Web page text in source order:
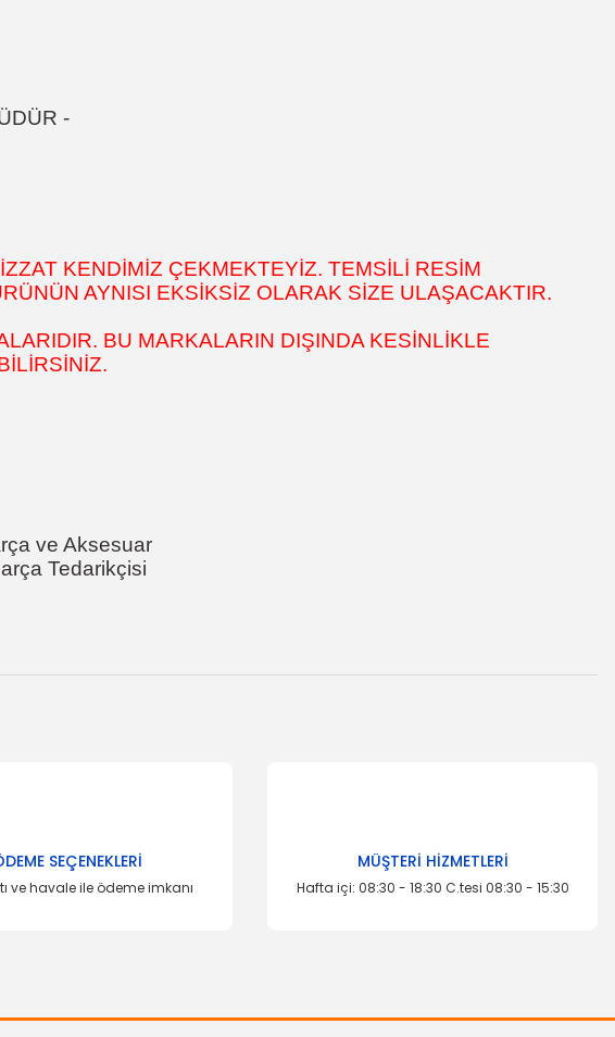
-
KENDİMİZ ÇEKMEKTEYİZ. TEMSİLİ RESİM
AYNISI EKSİKSİZ OLARAK SİZE ULAŞACAKTIR.
BU MARKALARIN DIŞINDA KESİNLİKLE
ve Aksesuar
Tedarikçisi
SEÇENEKLERİ
ve havale ile ödeme imkanı
MÜŞTERİ HİZMETLERİ
Hafta içi: 08:30 - 18:30 C.tesi 08:30 - 15:30